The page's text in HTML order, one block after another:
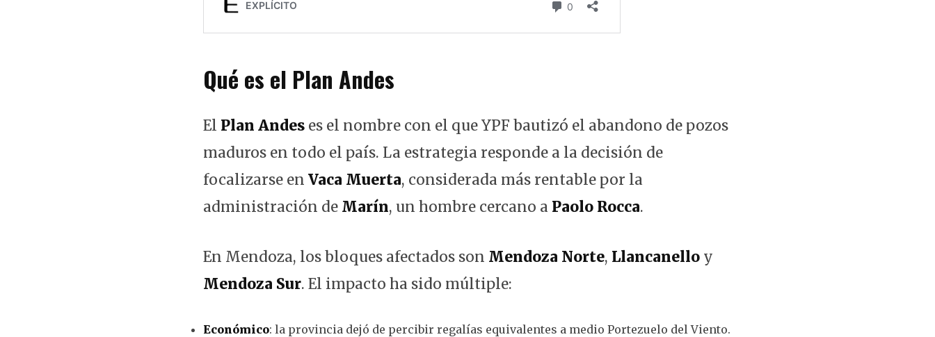
Qué es el Plan Andes
El Plan Andes es el nombre con el que YPF bautizó el abandono de pozos
maduros en todo el país. La estrategia responde a la decisión de
focalizarse en Vaca Muerta, considerada más rentable por la
administración de Marín, un hombre cercano a Paolo Rocca.
En Mendoza, los bloques afectados son Mendoza Norte, Llancanello y
Mendoza Sur. El impacto ha sido múltiple:
Económico: la provincia dejó de percibir regalías equivalentes a medio Portezuelo del Viento.